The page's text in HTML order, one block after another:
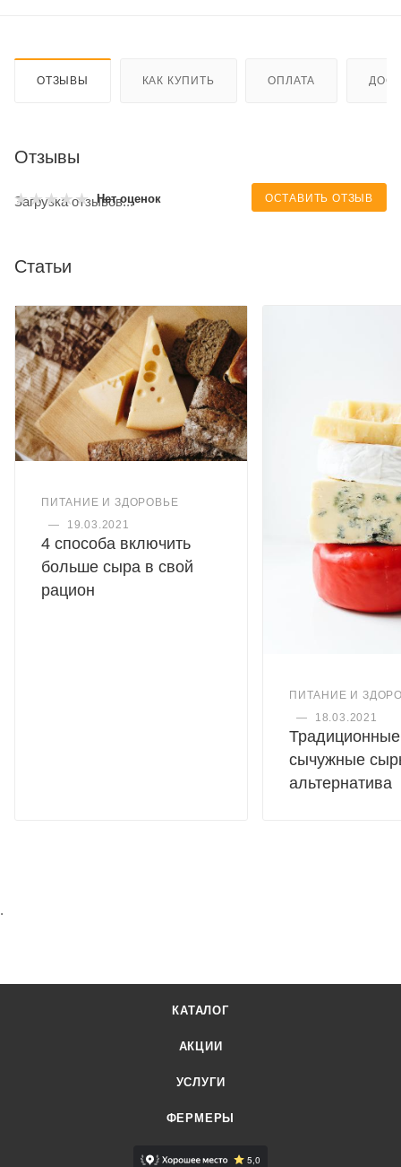
ОТЗЫВЫ КАК КУПИТЬ ОПЛАТА
Отзывы
Нет оценок ОСТАВИТЬ ОТЗЫВ
Загрузка отзывов...
Статьи
ПИТАНИЕ И ЗДОРОВЬЕ
—
19.03.2021
4 способа включить
больше сыра в свой
рацион
ПИТАНИЕ И
—
18.03.2021
Традиционные
сычужные
альтернатива
.
КАТАЛОГ
АКЦИИ
УСЛУГИ
ФЕРМЕРЫ